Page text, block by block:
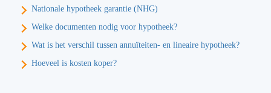
Nationale hypotheek garantie (NHG)
Welke documenten nodig voor hypotheek?
Wat is het verschil tussen annuïteiten- en lineaire hypotheek?
Hoeveel is kosten koper?